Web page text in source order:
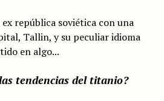
república soviética con una
Tallin, y su peculiar idioma
en algo...
tendencias del titanio?